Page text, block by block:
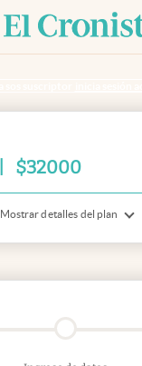
$32000
Mostrar detalles del plan